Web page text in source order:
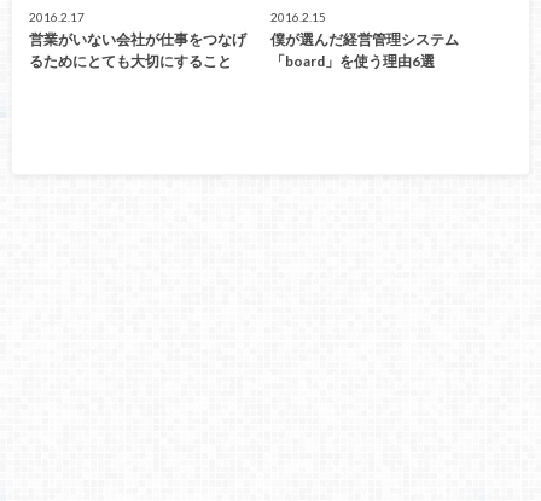
2016.2.17
営業がいない会社が仕事をつなげ
るためにとても大切にすること
2016.2.15
僕が選んだ経営管理システム
「board」を使う理由6選